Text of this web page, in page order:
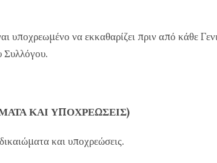
υποχρεωμένο να εκκαθαρίζει πριν από κάθε
Συλλόγου.
ΚΑΙ ΥΠΟΧΡΕΩΣΕΙΣ)
και υποχρεώσεις.